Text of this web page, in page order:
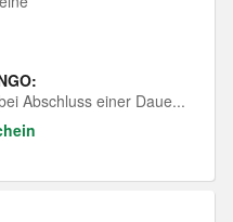
Abschluss einer Daue...